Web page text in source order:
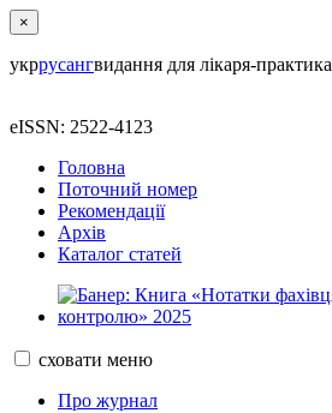
×
укррусангвидання для лікаря-практика
eISSN: 2522-4123
Головна
Поточний номер
Рекомендації
Архів
Каталог статей
сховати меню
Про журнал